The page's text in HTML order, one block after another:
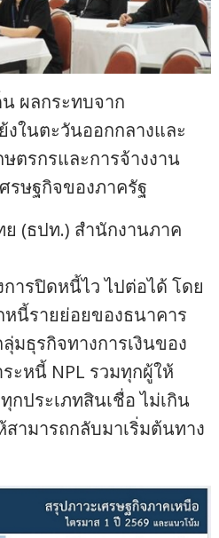
ผลกระทบจาก
ในตะวันออกกลางและ
ตรกรและการจ้างงาน
รษฐกิจของภาครัฐ
(ธปท.) สำนักงานภาค
ารปิดหนี้ไว ไปต่อได้ โดย
หนี้รายย่อยของธนาคาร
ธุรกิจทางการเงินของ
หนี้ NPL รวมทุกผู้ให้
กประเภทสินเชื่อ ไม่เกิน
สามารถกลับมาเริ่มต้นทาง